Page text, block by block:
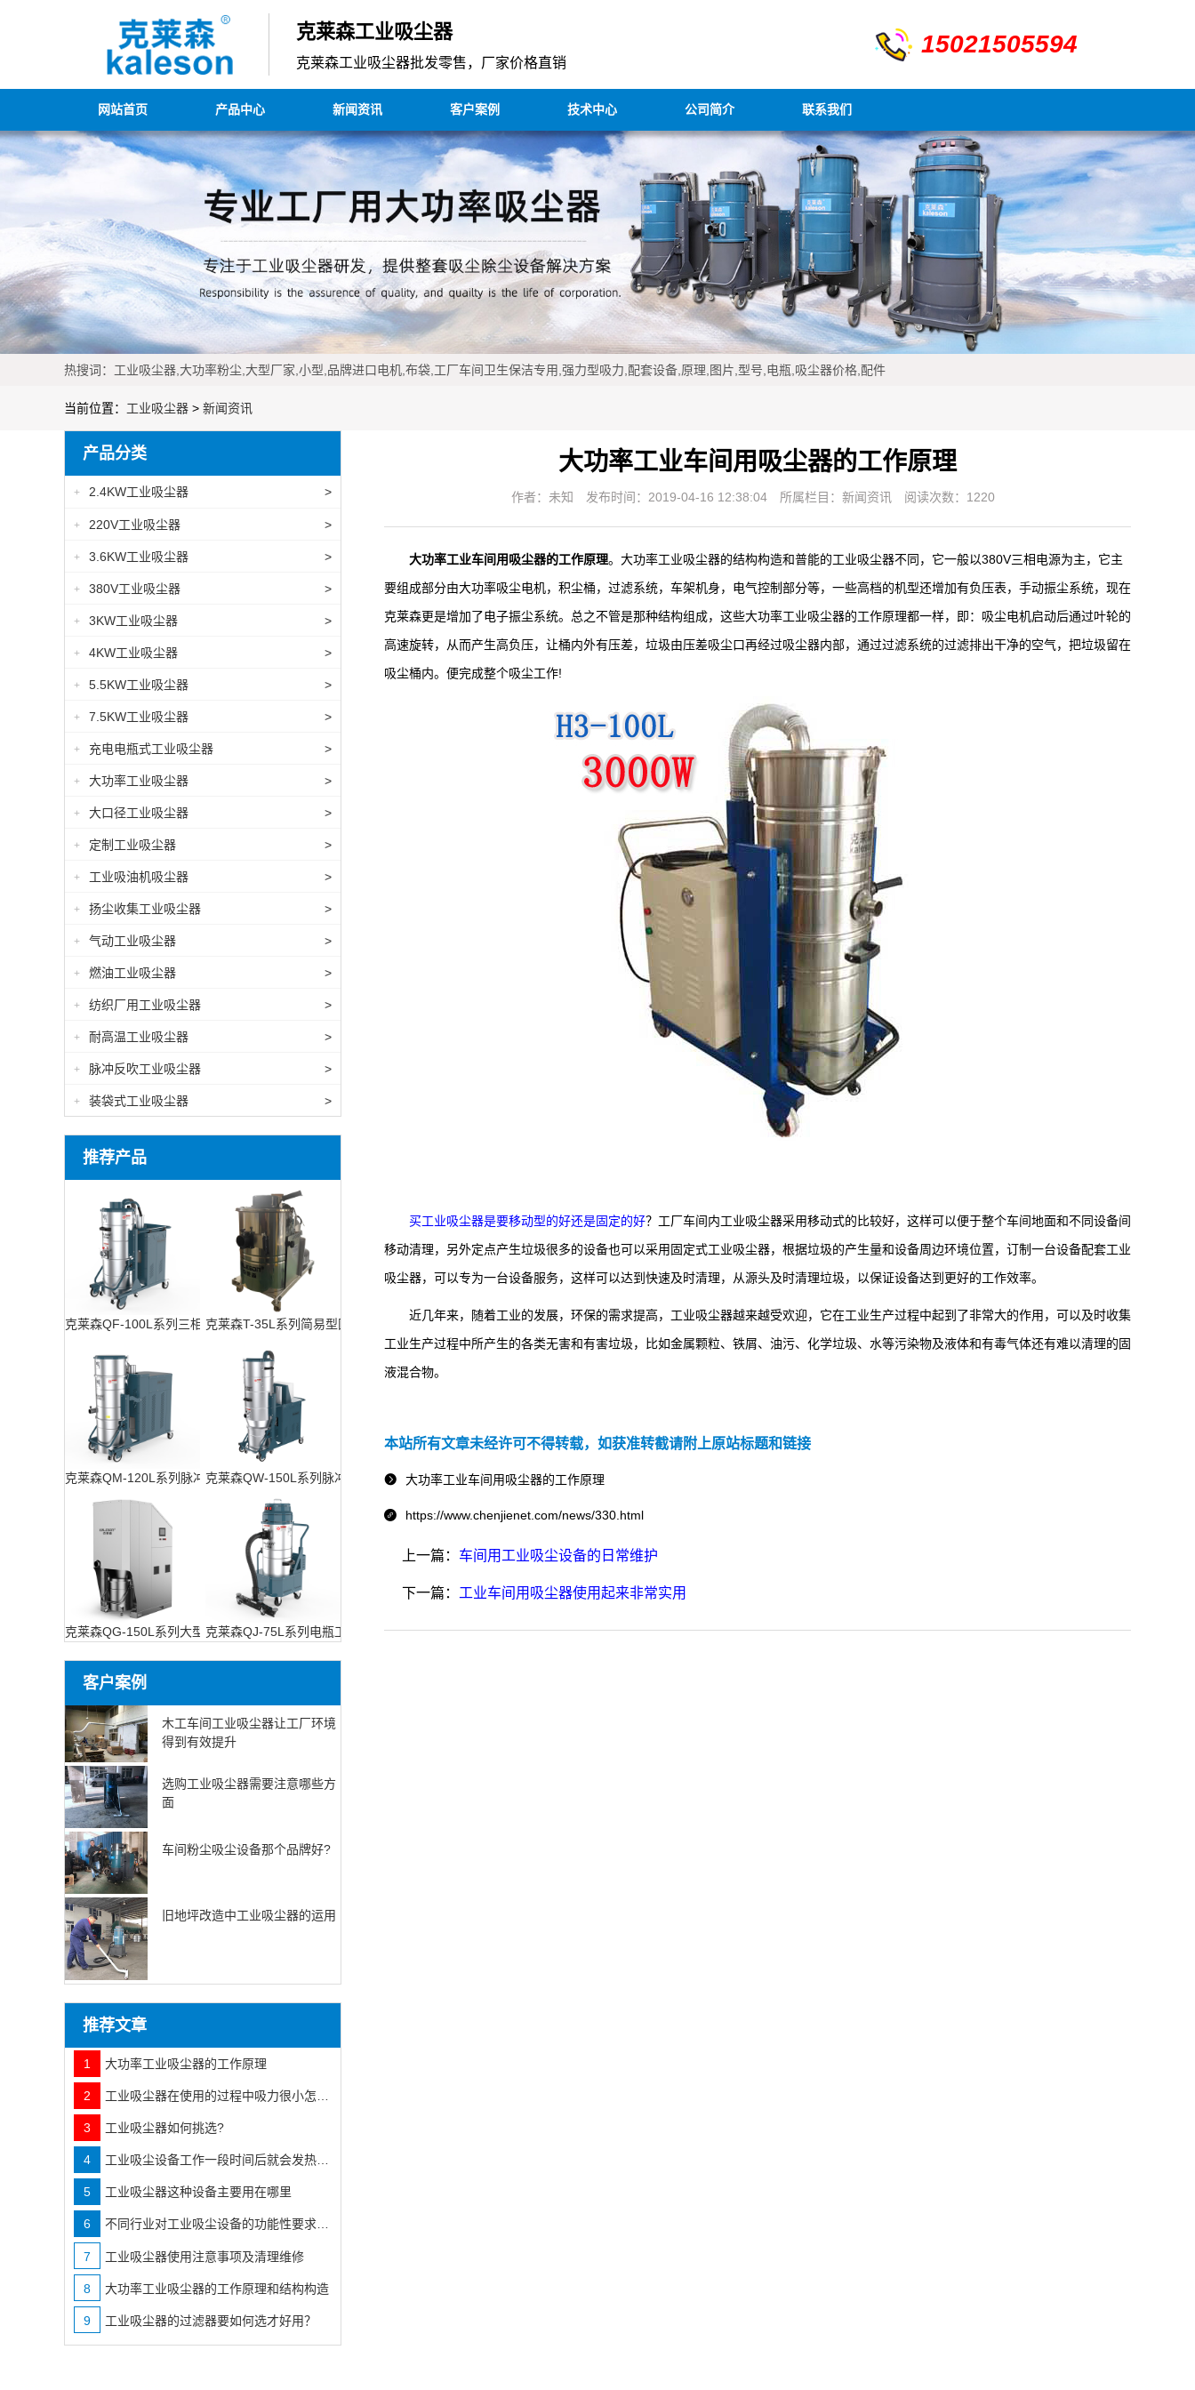
克莱森工业吸尘器
克莱森工业吸尘器批发零售，厂家价格直销
15021505594
网站首页 产品中心 新闻资讯 客户案例 技术中心 公司简介 联系我们
热搜词：工业吸尘器,大功率粉尘,大型厂家,小型,品牌进口电机,布袋,工厂车间卫生保洁专用,强力型吸力,配套设备,原理,图片,型号,电瓶,吸尘器价格,配件
当前位置： 工业吸尘器 > 新闻资讯
大功率工业车间用吸尘器的工作原理
作者：未知 发布时间：2019-04-16 12:38:04 所属栏目： 新闻资讯 阅读次数：1220
大功率工业车间用吸尘器的工作原理。大功率工业吸尘器的结构构造和普能的工业吸尘器不同，它一般以380V三相电源为主，它主
要组成部分由大功率吸尘电机，积尘桶，过滤系统，车架机身，电气控制部分等，一些高档的机型还增加有负压表，手动振尘系统，现在
克莱森更是增加了电子振尘系统。总之不管是那种结构组成，这些大功率工业吸尘器的工作原理都一样，即：吸尘电机启动后通过叶轮的
高速旋转，从而产生高负压，让桶内外有压差，垃圾由压差吸尘口再经过吸尘器内部，通过过滤系统的过滤排出干净的空气，把垃圾留在
吸尘桶内。便完成整个吸尘工作!
买工业吸尘器是要移动型的好还是固定的好？工厂车间内工业吸尘器采用移动式的比较好，这样可以便于整个车间地面和不同设备间
移动清理，另外定点产生垃圾很多的设备也可以采用固定式工业吸尘器，根据垃圾的产生量和设备周边环境位置，订制一台设备配套工业
吸尘器，可以专为一台设备服务，这样可以达到快速及时清理，从源头及时清理垃圾，以保证设备达到更好的工作效率。
近几年来，随着工业的发展，环保的需求提高，工业吸尘器越来越受欢迎，它在工业生产过程中起到了非常大的作用，可以及时收集
工业生产过程中所产生的各类无害和有害垃圾，比如金属颗粒、铁屑、油污、化学垃圾、水等污染物及液体和有毒气体还有难以清理的固
液混合物。
本站所有文章未经许可不得转载，如获准转截请附上原站标题和链接
 大功率工业车间用吸尘器的工作原理
 https://www.chenjienet.com/news/330.html
上一篇： 车间用工业吸尘设备的日常维护
下一篇： 工业车间用吸尘器使用起来非常实用
产品分类
+ 2.4KW工业吸尘器 >
+ 220V工业吸尘器 >
+ 3.6KW工业吸尘器 >
+ 380V工业吸尘器 >
+ 3KW工业吸尘器 >
+ 4KW工业吸尘器 >
+ 5.5KW工业吸尘器 >
+ 7.5KW工业吸尘器 >
+ 充电电瓶式工业吸尘器 >
+ 大功率工业吸尘器 >
+ 大口径工业吸尘器 >
+ 定制工业吸尘器 >
+ 工业吸油机吸尘器 >
+ 扬尘收集工业吸尘器 >
+ 气动工业吸尘器 >
+ 燃油工业吸尘器 >
+ 纺织厂用工业吸尘器 >
+ 耐高温工业吸尘器 >
+ 脉冲反吹工业吸尘器 >
+ 装袋式工业吸尘器 >
推荐产品
克莱森QF-100L系列三相工业吸尘器克莱森T-35L系列简易型固定式工业吸尘器
克莱森QM-120L系列脉冲反吹工业吸尘器克莱森QW-150L系列脉冲反吹工业吸尘器
克莱森QG-150L系列大型工业吸尘设备克莱森QJ-75L系列电瓶工业吸尘器
客户案例
木工车间工业吸尘器让工厂环境
得到有效提升
选购工业吸尘器需要注意哪些方
面
车间粉尘吸尘设备那个品牌好?
旧地坪改造中工业吸尘器的运用
推荐文章
1 大功率工业吸尘器的工作原理
2 工业吸尘器在使用的过程中吸力很小怎么办
3 工业吸尘器如何挑选?
4 工业吸尘设备工作一段时间后就会发热发烫咋办?
5 工业吸尘器这种设备主要用在哪里
6 不同行业对工业吸尘设备的功能性要求也不相同
7 工业吸尘器使用注意事项及清理维修
8 大功率工业吸尘器的工作原理和结构构造
9 工业吸尘器的过滤器要如何选才好用？